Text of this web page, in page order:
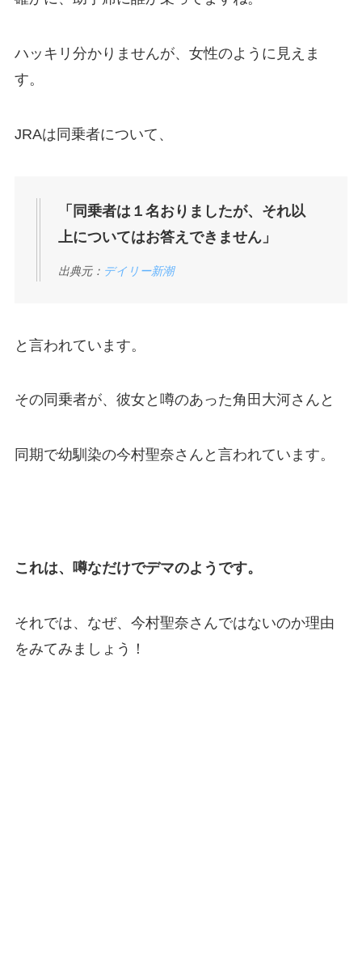
ハッキリ分かりませんが、女性のように見えま
す。
JRAは同乗者について、
「同乗者は１名おりましたが、それ以
上についてはお答えできません」
出典元： デイリー新潮
と言われています。
その同乗者が、彼女と噂のあった角田大河さんと
同期で幼馴染の今村聖奈さんと言われています。
これは、噂なだけでデマのようです。
それでは、なぜ、今村聖奈さんではないのか理由
をみてみましょう！